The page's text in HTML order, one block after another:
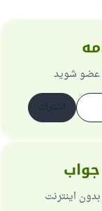
عضو شوید
اینترنت